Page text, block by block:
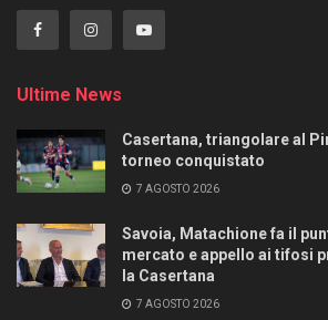
Ultime News
Casertana, triangolare al
torneo conquistato
7 AGOSTO 2026
Savoia, Matachione fa il
mercato e appello ai tifosi
la Casertana
7 AGOSTO 2026